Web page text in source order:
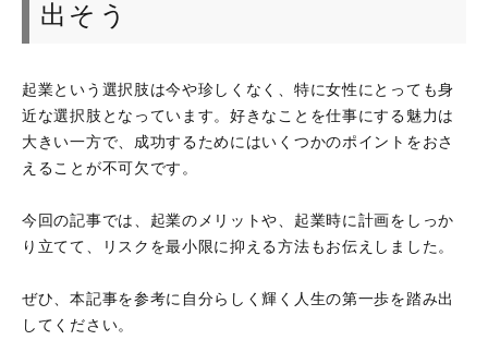
出そう
起業という選択肢は今や珍しくなく、特に女性にとっても身
近な選択肢となっています。好きなことを仕事にする魅力は
大きい一方で、成功するためにはいくつかのポイントをおさ
えることが不可欠です。
今回の記事では、起業のメリットや、起業時に計画をしっか
り立てて、リスクを最小限に抑える方法もお伝えしました。
ぜひ、本記事を参考に自分らしく輝く人生の第一歩を踏み出
してください。